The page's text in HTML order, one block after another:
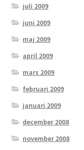
juli 2009
juni 2009
maj 2009
april 2009
mars 2009
februari 2009
januari 2009
december 2008
november 2008